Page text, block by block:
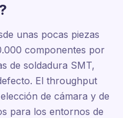
unas pocas piezas
componentes por
de soldadura SMT,
El throughput
de cámara y de
para los entornos de